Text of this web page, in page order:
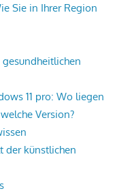
Sie in Ihrer Region
11 pro: Wo liegen
Version?
der künstlichen